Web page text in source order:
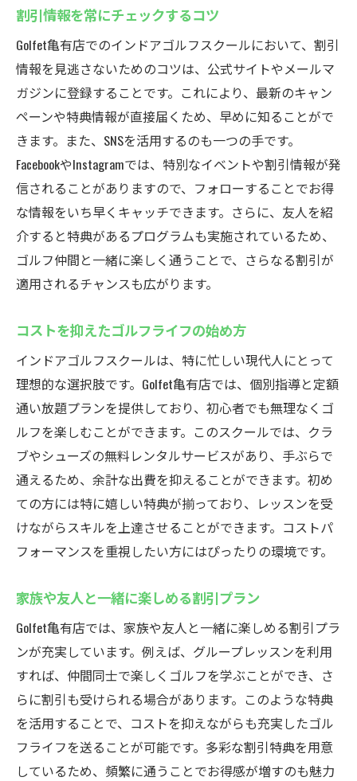
割引情報を常にチェックするコツ
Golfet亀有店でのインドアゴルフスクールにおいて、割引
情報を見逃さないためのコツは、公式サイトやメールマ
ガジンに登録することです。これにより、最新のキャン
ペーンや特典情報が直接届くため、早めに知ることがで
きます。また、SNSを活用するのも一つの手です。
FacebookやInstagramでは、特別なイベントや割引情報が発
信されることがありますので、フォローすることでお得
な情報をいち早くキャッチできます。さらに、友人を紹
介すると特典があるプログラムも実施されているため、
ゴルフ仲間と一緒に楽しく通うことで、さらなる割引が
適用されるチャンスも広がります。
コストを抑えたゴルフライフの始め方
インドアゴルフスクールは、特に忙しい現代人にとって
理想的な選択肢です。Golfet亀有店では、個別指導と定額
通い放題プランを提供しており、初心者でも無理なくゴ
ルフを楽しむことができます。このスクールでは、クラ
ブやシューズの無料レンタルサービスがあり、手ぶらで
通えるため、余計な出費を抑えることができます。初め
ての方には特に嬉しい特典が揃っており、レッスンを受
けながらスキルを上達させることができます。コストパ
フォーマンスを重視したい方にはぴったりの環境です。
家族や友人と一緒に楽しめる割引プラン
Golfet亀有店では、家族や友人と一緒に楽しめる割引プラ
ンが充実しています。例えば、グループレッスンを利用
すれば、仲間同士で楽しくゴルフを学ぶことができ、さ
らに割引も受けられる場合があります。このような特典
を活用することで、コストを抑えながらも充実したゴル
フライフを送ることが可能です。多彩な割引特典を用意
しているため、頻繁に通うことでお得感が増すのも魅力